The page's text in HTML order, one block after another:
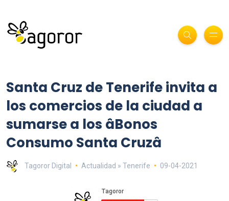
Santa Cruz de Tenerife invita a
los comercios de la ciudad a
sumarse a los âBonos
Consumo Santa Cruzâ
Tagoror Digital Actualidad » Tenerife 09-04-2021